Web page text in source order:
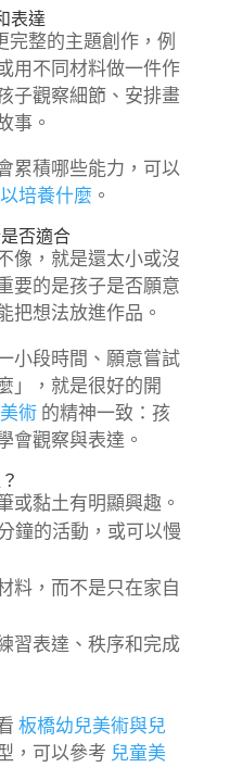
表達
完整的主題創作，例
用不同材料做一件作
子觀察細節、安排畫
事。
累積哪些能力，可以
培養什麼 。
否適合
像，就是還太小或沒
要的是孩子是否願意
把想法放進作品。
小段時間、願意嘗試
」，就是很好的開
術的精神一致：孩
會觀察與表達。
或黏土有明顯興趣。
鐘的活動，或可以慢
料，而不是只在家自
習表達、秩序和完成
板橋幼兒美術與兒
，可以參考 兒童美